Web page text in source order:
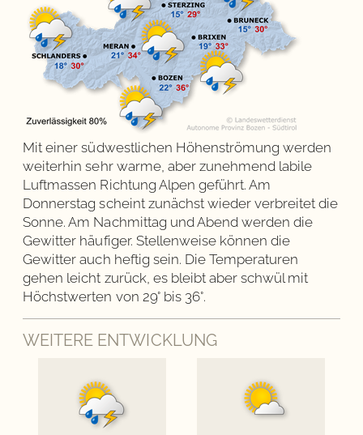
Mit einer südwestlichen Höhenströmung werden
weiterhin sehr warme, aber zunehmend labile
Luftmassen Richtung Alpen geführt. Am
Donnerstag scheint zunächst wieder verbreitet die
Sonne. Am Nachmittag und Abend werden die
Gewitter häufiger. Stellenweise können die
Gewitter auch heftig sein. Die Temperaturen
gehen leicht zurück, es bleibt aber schwül mit
Höchstwerten von 29° bis 36°.
WEITERE ENTWICKLUNG